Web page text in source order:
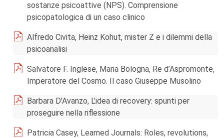
sostanze psicoattive (NPS). Comprensione
psicopatologica di un caso clinico
Alfredo Civita, Heinz Kohut, mister Z e i dilemmi della
psicoanalisi
Salvatore F. Inglese, Maria Bologna, Re d’Aspromonte,
Imperatore del Cosmo. Il caso Giuseppe Musolino
Barbara D'Avanzo, L’idea di recovery: spunti per
proseguire nella riflessione
Patricia Casey, Learned Journals: Roles, revolutions,